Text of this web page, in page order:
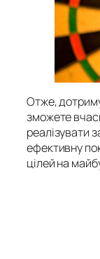
Отже,
зможете
реалізувати
ефективну
цілей на